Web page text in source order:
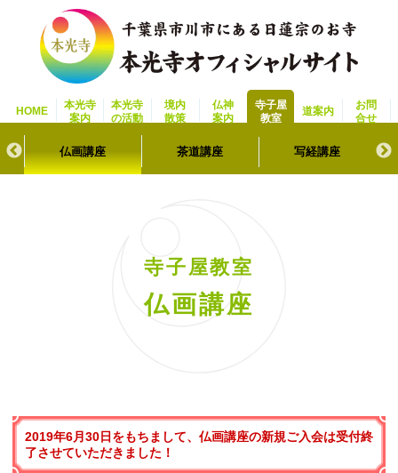
HOME
本光寺
案内
本光寺
の活動
境内
散策
仏神
案内
寺子屋
教室
道案内
お問
合せ
ン 仏画講座 茶道講座 写経講座
寺子屋教室
仏画講座
2019年6月30日をもちまして、仏画講座の新規ご入会は受付終
了させていただきました！